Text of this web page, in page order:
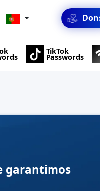
TikTok
Passwords
garantimos